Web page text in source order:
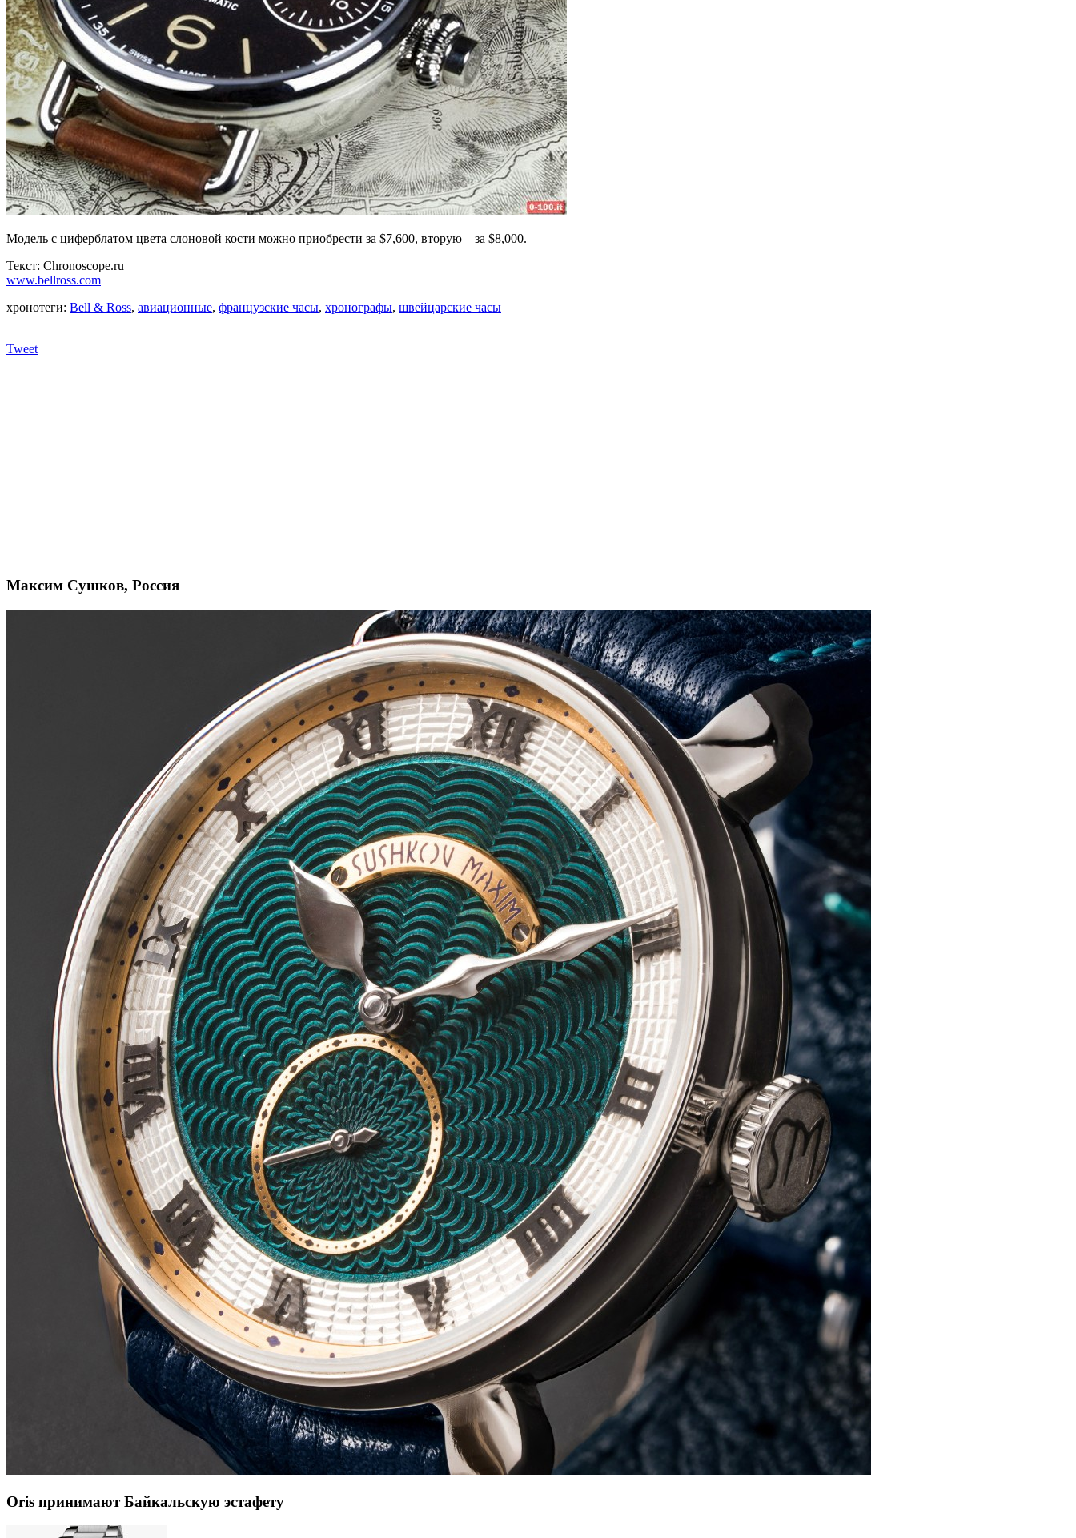
Модель с циферблатом цвета слоновой кости можно приобрести за $7,600, вторую – за $8,000.
Текст: Chronoscope.ru
www.bellross.com
хронотеги: Bell & Ross, авиационные, французские часы, хронографы, швейцарские часы
Tweet
Максим Сушков, Россия
Oris принимают Байкальскую эстафету